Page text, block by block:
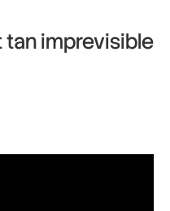
tan imprevisible